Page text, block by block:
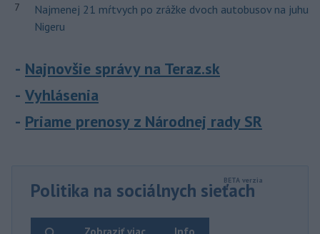
7
Najmenej 21 mŕtvych po zrážke dvoch autobusov na juhu
Nigeru
Najnovšie správy na Teraz.sk
Vyhlásenia
Priame prenosy z Národnej rady SR
Politika na sociálnych sieťach